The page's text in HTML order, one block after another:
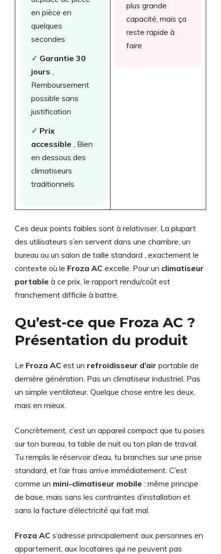
en pièce en
quelques
secondes
✓ Garantie 30
jours
Remboursement
possible sans
justification
✓ Prix
accessible , Bien
en dessous des
climatiseurs
traditionnels
plus grande
capacité, mais ça
reste rapide à
faire
Ces deux points faibles sont à relativiser. La plupart
des utilisateurs s’en servent dans une chambre, un
bureau ou un salon de taille standard , exactement le
contexte où le Froza AC excelle. Pour un climatiseur
portable à ce prix, le rapport rendu/coût est
franchement difficile à battre.
Qu’est-ce que Froza AC ?
Présentation du produit
Le Froza AC est un refroidisseur d’air portable de
dernière génération. Pas un climatiseur industriel. Pas
un simple ventilateur. Quelque chose entre les deux,
mais en mieux.
Concrètement, c’est un appareil compact que tu poses
sur ton bureau, ta table de nuit ou ton plan de travail.
Tu remplis le réservoir d’eau, tu branches sur une prise
standard, et l’air frais arrive immédiatement. C’est
comme un mini-climatiseur mobile : même principe
de base, mais sans les contraintes d’installation et
sans la facture d’électricité qui fait mal.
Froza AC s’adresse principalement aux personnes en
appartement, aux locataires qui ne peuvent pas